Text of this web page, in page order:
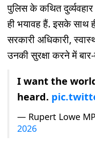
पुलिस के कथित
ही भयावह हैं. इसके साथ
सरकारी अधिकारी,
उनकी सुरक्षा करने में
I want the
heard.
— Rupert Lowe
2026